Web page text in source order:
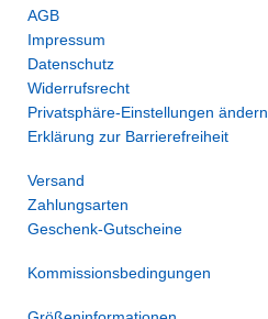
AGB
Impressum
Datenschutz
Widerrufsrecht
Privatsphäre-Einstellungen ändern
Erklärung zur Barrierefreiheit
Versand
Zahlungsarten
Geschenk-Gutscheine
Kommissionsbedingungen